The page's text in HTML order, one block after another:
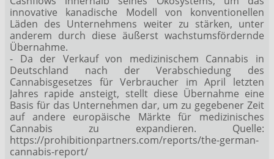
innovative kanadische Modell von konventionellen
Läden des Unternehmens weiter zu stärken, unter
anderem durch diese äußerst wachstumsfördernde
Übernahme.
- Da der Verkauf von medizinischem Cannabis in
Deutschland nach der Verabschiedung des
Cannabisgesetzes für Verbraucher im April letzten
Jahres rapide ansteigt, stellt diese Übernahme eine
Basis für das Unternehmen dar, um zu gegebener Zeit
auf andere europäische Märkte für medizinisches
Cannabis zu expandieren. Quelle:
https://prohibitionpartners.com/reports/the-german-
cannabis-report/